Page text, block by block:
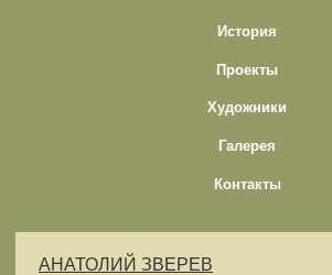
История
Проекты
Художники
Галерея
Контакты
АНАТОЛИЙ ЗВЕРЕВ